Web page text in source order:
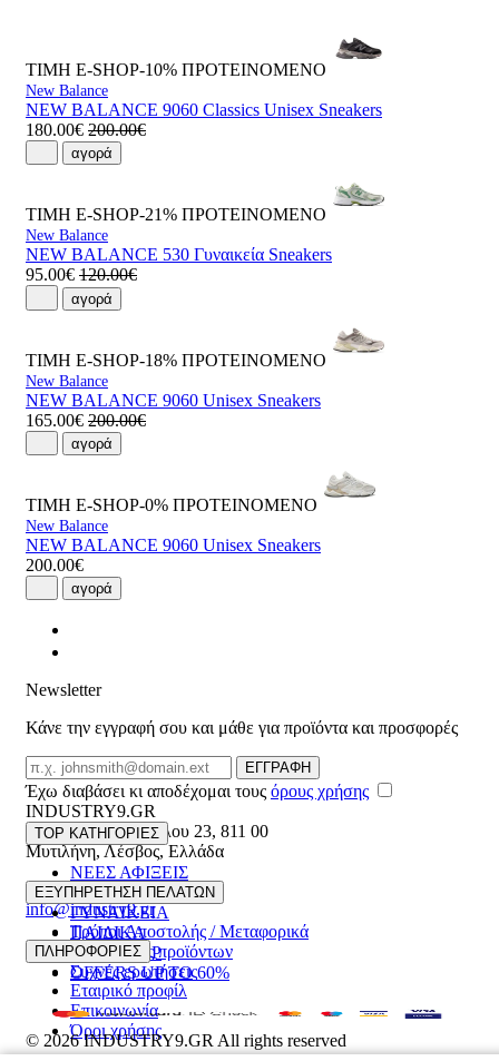
ΤΙΜΗ E-SHOP-10% ΠΡΟΤΕΙΝΟΜΕΝΟ
New Balance
NEW BALANCE 9060 Classics Unisex Sneakers
180.00€ 200.00€
αγορά
ΤΙΜΗ E-SHOP-21% ΠΡΟΤΕΙΝΟΜΕΝΟ
New Balance
NEW BALANCE 530 Γυναικεία Sneakers
95.00€ 120.00€
αγορά
ΤΙΜΗ E-SHOP-18% ΠΡΟΤΕΙΝΟΜΕΝΟ
New Balance
NEW BALANCE 9060 Unisex Sneakers
165.00€ 200.00€
αγορά
ΤΙΜΗ E-SHOP-0% ΠΡΟΤΕΙΝΟΜΕΝΟ
New Balance
NEW BALANCE 9060 Unisex Sneakers
200.00€
αγορά
Newsletter
Κάνε την εγγραφή σου και μάθε για προϊόντα και προσφορές
Email
ΕΓΓΡΑΦΗ
Έχω διαβάσει κι αποδέχομαι τους όρους χρήσης
INDUSTRY9.GR
Ελευθέριου Βενιζέλου 23, 811 00
Μυτιλήνη,Λέσβος,Ελλάδα
22510 55629
info@industry9.gr
TOP ΚΑΤΗΓΟΡΙΕΣ
ΝΕΕΣ ΑΦΙΞΕΙΣ
ΑΝΔΡΙΚΑ
ΓΥΝΑΙΚΕΙΑ
ΠΑΙΔΙΚΑ
ΑΞΕΣΟΥΑΡ
OFFERS UP TO 60%
ΕΞΥΠΗΡΕΤΗΣΗ ΠΕΛΑΤΩΝ
Τρόποι Αποστολής / Μεταφορικά
Επιστροφές προϊόντων
Συχνές ερωτήσεις
ΠΛΗΡΟΦΟΡΙΕΣ
Εταιρικό προφίλ
Επικοινωνία
Όροι χρήσης
© 2026INDUSTRY9.GR All rights reserved